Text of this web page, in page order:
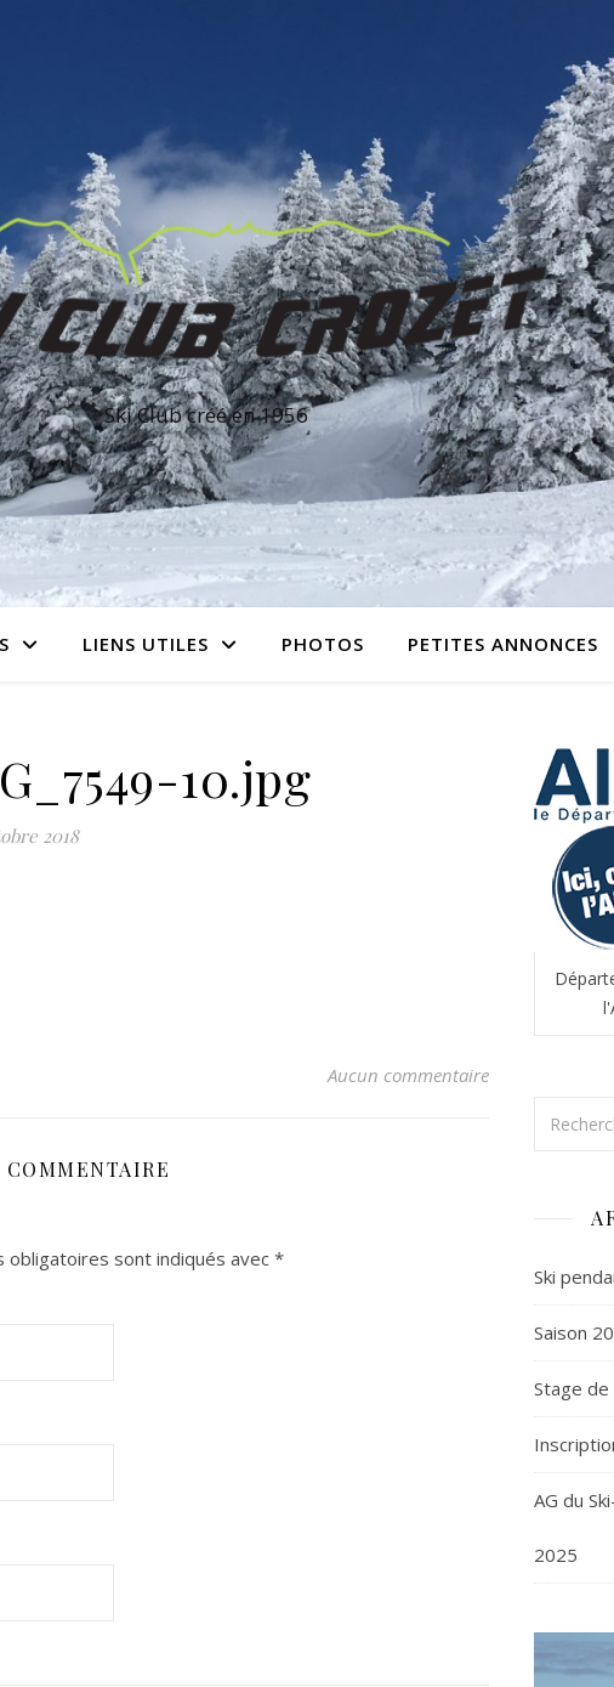
Ski Club créé en 1956
LIENS UTILES PHOTOS PETITES ANNONCES
10.jpg
2018
Aucun commentaire
obligatoires sont indiqués avec *
Ski
Saison
Stage de
AG du
2025